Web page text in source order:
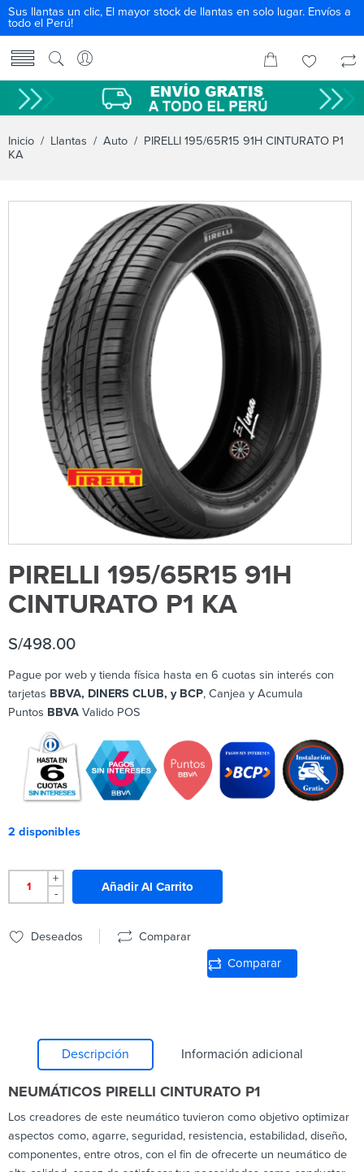
Sus llantas un clic, El mayor stock de llantas en solo lugar. Envíos a
todo el Perú!
Inicio / Llantas / Auto / PIRELLI 195/65R15 91H CINTURATO P1
KA
PIRELLI 195/65R15 91H
CINTURATO P1 KA
S/498.00
Pague por web y tienda física hasta en 6 cuotas sin interés con
tarjetas BBVA, DINERS CLUB, y BCP, Canjea y Acumula
Puntos BBVA Valido POS
2 disponibles
+
-
Añadir Al Carrito
Deseados Comparar
Comparar
Descripción Información adicional
NEUMÁTICOS PIRELLI CINTURATO P1
Los creadores de este neumático tuvieron como objetivo optimizar
aspectos como, agarre, seguridad, resistencia, estabilidad, diseño,
componentes, entre otros, con el fin de ofrecerte un neumático de